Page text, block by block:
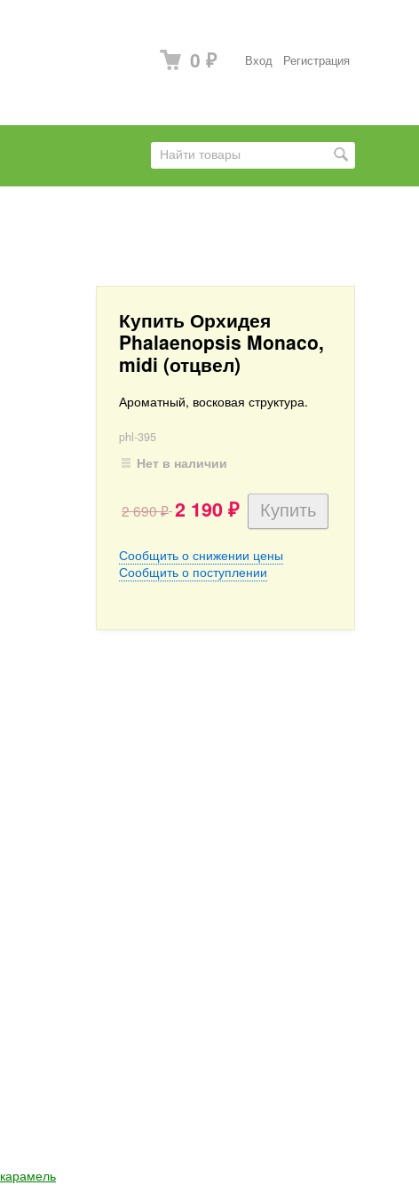
Вход Регистрация
0 ₽
Купить Орхидея
Phalaenopsis Monaco,
midi (отцвел)
Ароматный, восковая структура.
phl-395
Нет в наличии
2 690₽ 2 190 ₽
Сообщить о снижении цены
Сообщить о поступлении
карамель